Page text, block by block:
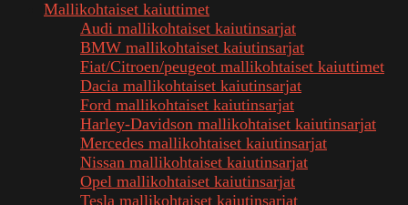
Mallikohtaiset kaiuttimet
Audi mallikohtaiset kaiutinsarjat
BMW mallikohtaiset kaiutinsarjat
Fiat/Citroen/peugeot mallikohtaiset kaiuttimet
Dacia mallikohtaiset kaiutinsarjat
Ford mallikohtaiset kaiutinsarjat
Harley-Davidson mallikohtaiset kaiutinsarjat
Mercedes mallikohtaiset kaiutinsarjat
Nissan mallikohtaiset kaiutinsarjat
Opel mallikohtaiset kaiutinsarjat
Tesla mallikohtaiset kaiutinsarjat